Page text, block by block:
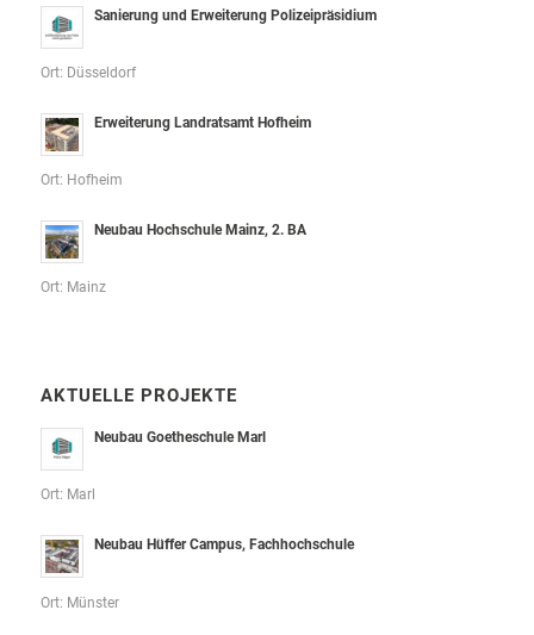
Sanierung und Erweiterung Polizeipräsidium
Ort: Düsseldorf
Erweiterung Landratsamt Hofheim
Ort: Hofheim
Neubau Hochschule Mainz, 2. BA
Ort: Mainz
AKTUELLE PROJEKTE
Neubau Goetheschule Marl
Ort: Marl
Neubau Hüffer Campus, Fachhochschule
Ort: Münster